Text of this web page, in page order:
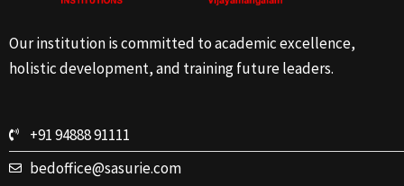
Our institution is committed to academic excellence,
holistic development, and training future leaders.
+91 94888 91111
bedoffice@sasurie.com